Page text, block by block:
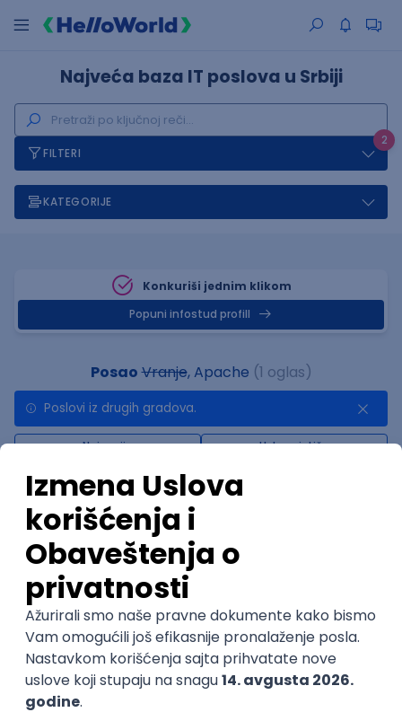
Najveća baza IT poslova u Srbiji
2
FILTERI
KATEGORIJE
Konkuriši jednim klikom
Popuni infostud profill
PosaoVranje, Apache (1 oglas)
Poslovi iz drugih gradova.
Najnovije Uskoro ističe
Senior Data Engineer - LLM Data
Platform
Factory World Wide
3
Beograd
12.08.2026.
SQL Apache Node Python RegEx Senior
@
POSLOVI NA MAIL